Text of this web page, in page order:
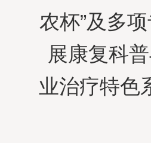
农杯”及多
展康复科
业治疗特色